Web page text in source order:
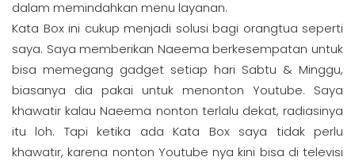
dalam memindahkan menu layanan.
Kata Box ini cukup menjadi solusi bagi orangtua seperti
saya. Saya memberikan Naeema berkesempatan untuk
bisa memegang gadget setiap hari Sabtu & Minggu,
biasanya dia pakai untuk menonton Youtube. Saya
khawatir kalau Naeema nonton terlalu dekat, radiasinya
itu loh. Tapi ketika ada Kata Box saya tidak perlu
khawatir, karena nonton Youtube nya kini bisa di televisi